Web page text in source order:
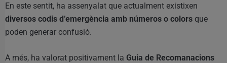
En este sentit, ha assenyalat que actualment existixen
diversos codis d’emergència amb números o colors que
poden generar confusió.
A més, ha valorat positivament la Guia de Recomanacions